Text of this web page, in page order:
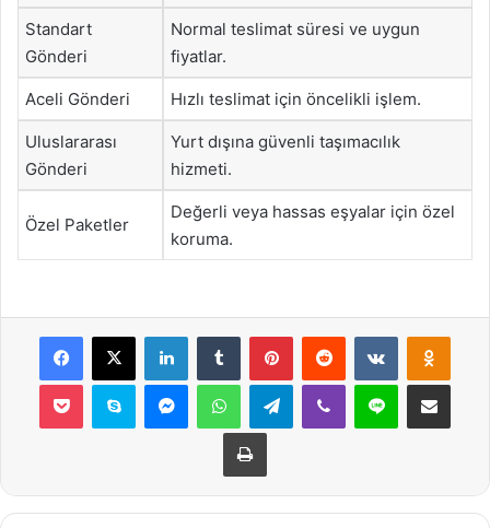
Standart
Gönderi
Normal teslimat süresi ve uygun
fiyatlar.
Aceli Gönderi Hızlı teslimat için öncelikli işlem.
Uluslararası
Gönderi
Yurt dışına güvenli taşımacılık
hizmeti.
Özel Paketler
Değerli veya hassas eşyalar için özel
koruma.
Facebook
X LinkedInTumblr PinterestReddit VKontakte
Pocket Skype MessengerWhatsAppTelegramViber Line E-Posta ile
Yazdır